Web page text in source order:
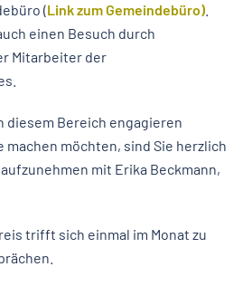
(Link zum Gemeindebüro)
einen Besuch durch
Mitarbeiter der
diesem Bereich engagieren
machen möchten, sind Sie herzlich
mit Erika Beckmann,
trifft sich einmal im Monat zu